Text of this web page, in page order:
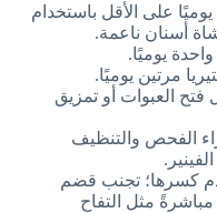
على الأقل باستخدام
أسنان ناعمة.
يوميًا.
مرتين يوميًا.
فتح العبوات أو تمزيق
الفحص والتنظيف
كسرها؛ تجنب قضم
مثل التفاح